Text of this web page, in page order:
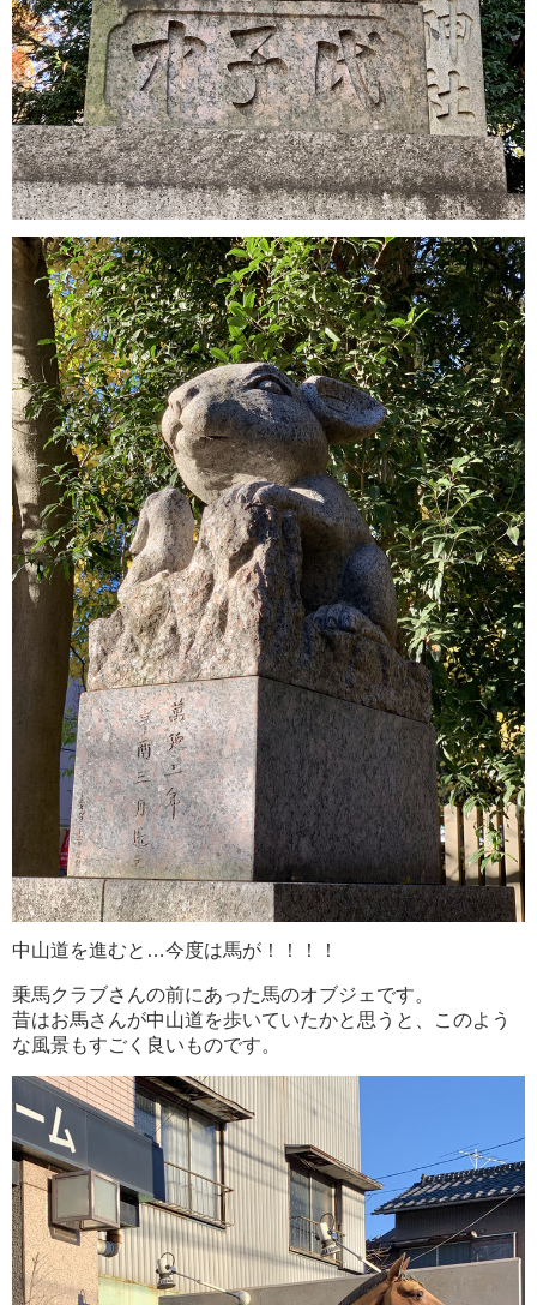
中山道を進むと…今度は馬が！！！！
乗馬クラブさんの前にあった馬のオブジェです。
昔はお馬さんが中山道を歩いていたかと思うと、このよう
な風景もすごく良いものです。